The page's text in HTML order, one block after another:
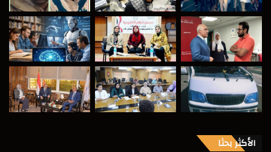
الأكثر بحثا